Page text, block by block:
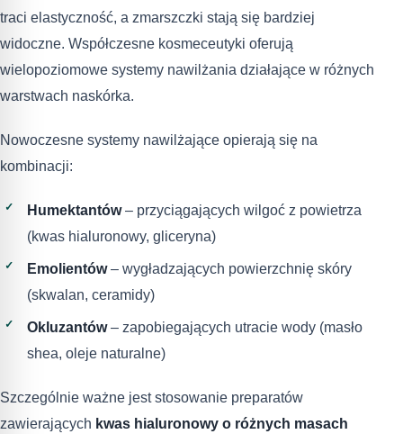
traci elastyczność, a zmarszczki stają się bardziej
widoczne. Współczesne kosmeceutyki oferują
wielopoziomowe systemy nawilżania działające w różnych
warstwach naskórka.
Nowoczesne systemy nawilżające opierają się na
kombinacji:
Humektantów– przyciągających wilgoć z powietrza
(kwas hialuronowy, gliceryna)
Emolientów– wygładzających powierzchnię skóry
(skwalan, ceramidy)
Okluzantów– zapobiegających utracie wody (masło
shea, oleje naturalne)
Szczególnie ważne jest stosowanie preparatów
zawierających kwas hialuronowy o różnych masach